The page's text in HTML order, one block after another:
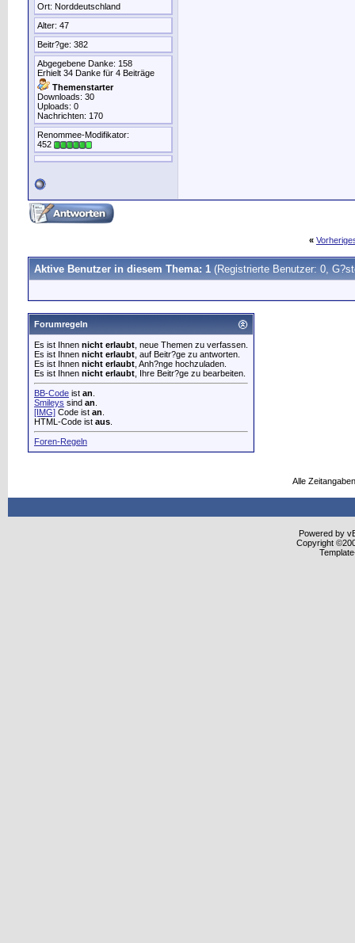
Ort: Norddeutschland
Alter: 47
Beitr?ge: 382
Abgegebene Danke: 158
Erhielt 34 Danke für 4 Beiträge
Themenstarter
Downloads: 30
Uploads: 0
Nachrichten: 170
Renommee-Modifikator:
452
«
Aktive Benutzer in diesem Thema: 1 (Registrierte Benutzer: 0,
Forumregeln
Es ist Ihnen nicht erlaubt , neue Themen zu verfassen.
Es ist Ihnen nicht erlaubt , auf Beitr?ge zu antworten.
Es ist Ihnen nicht erlaubt , Anh?nge hochzuladen.
Es ist Ihnen nicht erlaubt , Ihre Beitr?ge zu bearbeiten.
BB-Code ist an
Smileys sind an
[IMG] Code ist an
HTML-Code ist aus
Foren-Regeln
Alle
Powered by
Copyright